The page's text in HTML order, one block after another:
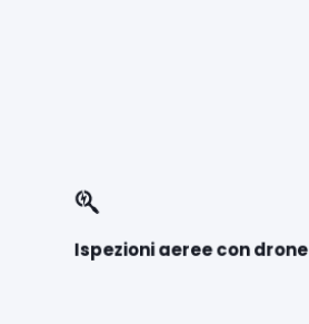
Ispezioni aeree con drone